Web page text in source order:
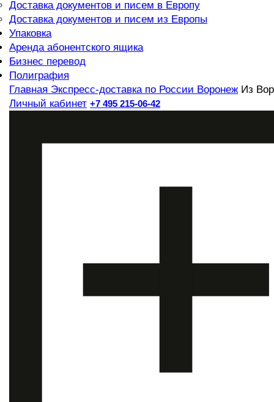
Доставка документов и писем в Европу
Доставка документов и писем из Европы
Упаковка
Аренда абонентского ящика
Бизнес перевод
Полиграфия
Главная Экспресс-доставка по России Воронеж Из
Личный кабинет +7 495 215-06-42